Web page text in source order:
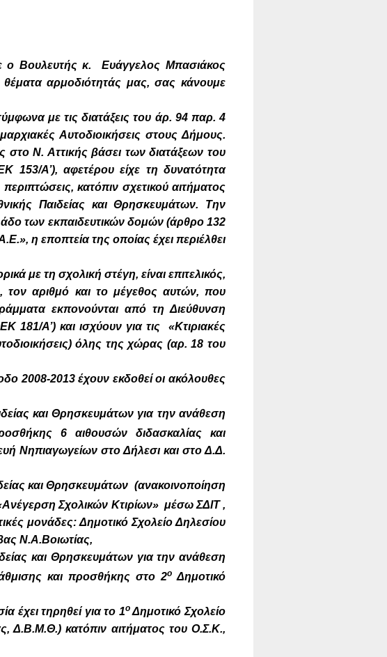
ο Βουλευτής κ. Ευάγγελος Μπασιάκος
θέματα αρμοδιότητάς μας, σας κάνουμε
με τις διατάξεις του άρ. 94 παρ. 4
Αυτοδιοικήσεις στους Δήμους.
Ν. Αττικής βάσει των διατάξεων του
Α’), αφετέρου είχε τη δυνατότητα
κατόπιν σχετικού αιτήματος
Παιδείας και Θρησκευμάτων. Την
των εκπαιδευτικών δομών (άρθρο 132
η εποπτεία της οποίας έχει περιέλθει
με τη σχολική στέγη, είναι επιτελικός,
αριθμό και το μέγεθος αυτών, που
εκπονούνται από τη Διεύθυνση
Α’) και ισχύουν για τις «Κτιριακές
όλης της χώρας (αρ. 18 του
2008-2013 έχουν εκδοθεί οι ακόλουθες
και Θρησκευμάτων για την ανάθεση
6 αιθουσών διδασκαλίας και
Νηπιαγωγείων στο Δήλεσι και στο Δ.Δ.
και Θρησκευμάτων (ανακοινοποίηση
Σχολικών Κτιρίων» μέσω ΣΔΙΤ ,
μονάδες: Δημοτικό Σχολείο Δηλεσίου
Ν.Α.Βοιωτίας,
και Θρησκευμάτων για την ανάθεση
και προσθήκης στο 2ο Δημοτικό
έχει τηρηθεί για το 1οΔημοτικό Σχολείο
Δ.Β.Μ.Θ.) κατόπιν αιτήματος του Ο.Σ.Κ.,